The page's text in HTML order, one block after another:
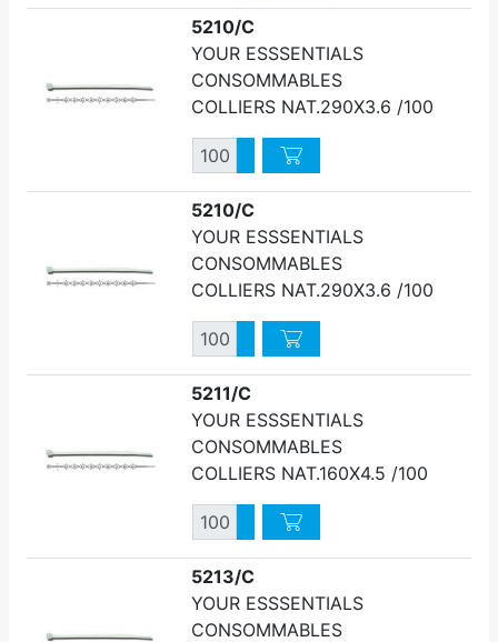
5210/C
YOUR ESSSENTIALS
CONSOMMABLES
COLLIERS NAT.290X3.6 /100
QuantitéAugmenter quantité
Diminuer quantité
5210/C
YOUR ESSSENTIALS
CONSOMMABLES
COLLIERS NAT.290X3.6 /100
QuantitéAugmenter quantité
Diminuer quantité
5211/C
YOUR ESSSENTIALS
CONSOMMABLES
COLLIERS NAT.160X4.5 /100
QuantitéAugmenter quantité
Diminuer quantité
5213/C
YOUR ESSSENTIALS
CONSOMMABLES